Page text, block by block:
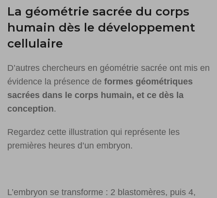
La géométrie sacrée du corps
humain dès le développement
cellulaire
D’autres chercheurs en géométrie sacrée ont mis en
évidence la présence de formes géométriques
sacrées dans le corps humain, et ce dès la
conception.
Regardez cette illustration qui représente les
premières heures d’un embryon.
L’embryon se transforme : 2 blastomères, puis 4,